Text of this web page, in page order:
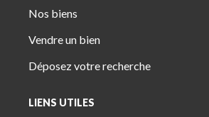
Nos biens
Vendre un bien
Déposez votre recherche
LIENS UTILES